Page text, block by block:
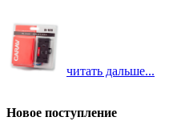
читать дальше...
Новое поступление